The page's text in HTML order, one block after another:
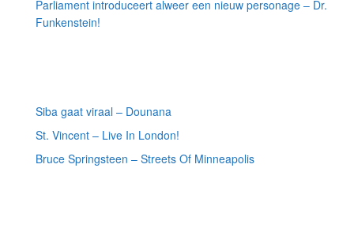
Parliament introduceert alweer een nieuw personage – Dr.
Funkenstein!
Siba gaat viraal – Dounana
St. Vincent – Live In London!
Bruce Springsteen – Streets Of Minneapolis